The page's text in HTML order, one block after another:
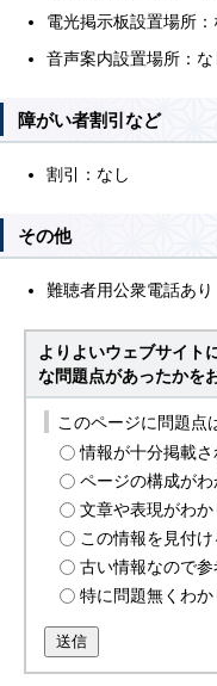
電光掲示板設置場所：
音声案内設置場所：な
障がい者割引など
割引：なし
その他
難聴者用公衆電話あり
よりよいウェブサイト
な問題点があったかを
このページに問題点
情報が十分掲載
ページの構成が
文章や表現がわ
この情報を見付
古い情報なので
特に問題無くわ
送信